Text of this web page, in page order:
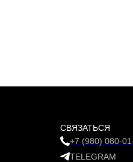
СВЯЗАТЬСЯ
+7 (980) 080-
TELEGRAM